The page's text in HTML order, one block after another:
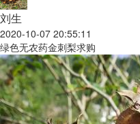
刘生
2020-10-07 20:55:11
绿色无农药金刺梨求购